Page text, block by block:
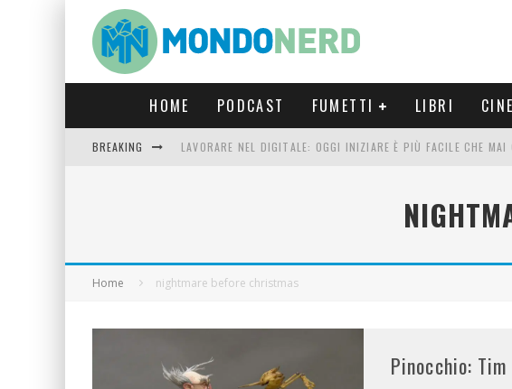
HOME PODCAST FUMETTI LIBRI
BREAKING LAVORARE NEL DIGITALE: OGGI INIZIARE È PIÙ FACILE CHE
LUCCA COMICS & GAMES 2023: COSA ASPETTARSI
Home nightmare before christmas
Pinocchio: